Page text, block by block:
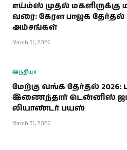
எய்ம்ஸ் முதல் மகளிருக்கு
வரை: கேரள பாஜக
அம்சங்கள்
March 31, 2026
இந்தியா
மேற்கு வங்க தேர்தல் 2026:
இணைந்தார் டென்னிஸ்
லியாண்டர் பயஸ்
March 31, 2026